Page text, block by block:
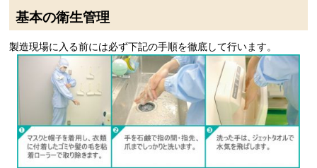
基本の衛生管理
製造現場に入る前には必ず下記の手順を徹底して行います。